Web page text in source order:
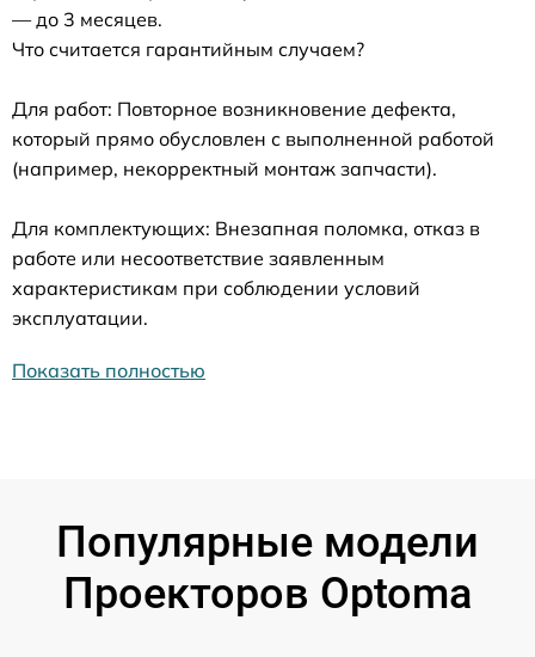
— до 3 месяцев.
Что считается гарантийным случаем?
Для работ: Повторное возникновение дефекта,
который прямо обусловлен с выполненной работой
(например, некорректный монтаж запчасти).
Для комплектующих: Внезапная поломка, отказ в
работе или несоответствие заявленным
характеристикам при соблюдении условий
эксплуатации.
Показать полностью
Популярные модели
Проекторов Optoma